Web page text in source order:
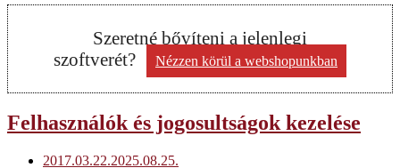
Szeretné bővíteni a jelenlegi
szoftverét?
Nézzen körül a webshopunkban
Felhasználók és jogosultságok kezelése
2017.03.22.2025.08.25.